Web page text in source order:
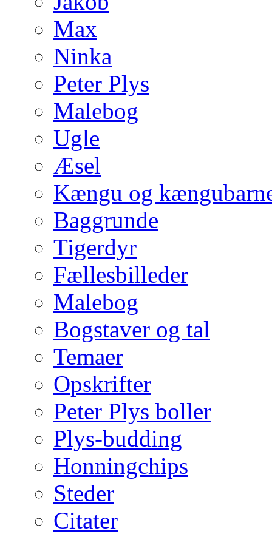
Max
Ninka
Peter Plys
Malebog
Ugle
Æsel
Kængu og
Baggrunde
Tigerdyr
Fællesbilleder
Malebog
Bogstaver og tal
Temaer
Opskrifter
Peter Plys boller
Plys-budding
Honningchips
Steder
Citater